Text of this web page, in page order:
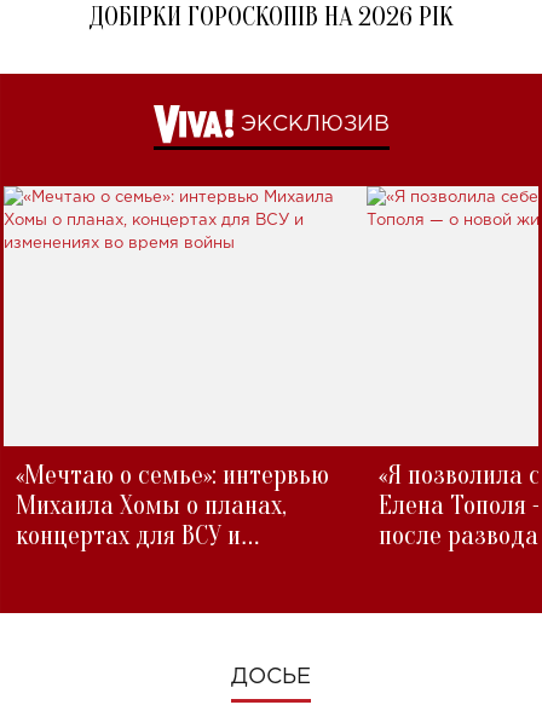
ДОБІРКИ ГОРОСКОПІВ НА 2026 РІК
ЭКСКЛЮЗИВ
«Мечтаю о семье»: интервью
Михаила Хомы о планах,
концертах для ВСУ и
«Я позволила
Елена Тополя
после развода
ДОСЬЕ